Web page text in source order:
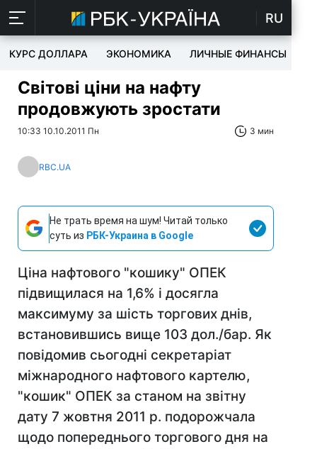
RU
КУРС ДОЛЛАРА ЭКОНОМИКА ЛИЧНЫЕ ФИНАНСЫ
Світові ціни на нафту
продовжують зростати
10:33 10.10.2011 Пн 3 мин
RBC.UA
Не трать время на шум! Читай только
суть из РБК-Украина в Google
Ціна нафтового "кошику" ОПЕК
підвищилася на 1,6% і досягла
максимуму за шість торгових днів,
встановившись вище 103 дол./бар. Як
повідомив сьогодні секретаріат
міжнародного нафтового картелю,
"кошик" ОПЕК за станом на звітну
дату 7 жовтня 2011 р. подорожчала
щодо попереднього торгового дня на